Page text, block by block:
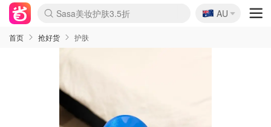
lululemon折扣上新
Sasa美妆护肤3.5折
SSENSE年中3折
FreshBeauty好价汇总
Cettire降价+叠9折
Farfetch折上8折
WWS Coles超市实拍
viagogo二手票捡漏
Myer清仓1折起
The Outnet奢牌1折起
David Jones 3折起
Flannels大牌1折
Perfumes Club护肤1折
AMIRO返校季6.2折
Oweek抽奖送Airpods
Amazon折扣汇总
eToro入金$200送$50
Amazon数码好物
ICONIC本周7.5折
ThedoubleF高奢地板价
Moose Knuckles 6折
丝芙兰5折起
EUFY官网3.7折起
Selenichast首饰2折
Trip机票酒店促销
YSL送5件彩妆礼
Amazon家居好物
BIGBANG巡演开票
David Jones时尚3折
Amazon美妆护肤
雅漾大喷$8
过敏原检测盒$33
伊索独家赠50ml沐浴露
科颜氏清仓3折
SEALIFE海洋馆门票6折
丝塔芙大白罐$16
订阅Newsletter送香薰
Cult Beauty 6.8折
Harrods圣诞日历2.3折
LN-CC奢牌私促3折
d'Alba空姐喷雾$16
EVE LOM套装逆天2折
Bernardelli独家4折
Adore Beauty 6折起
CT圣诞日历
Mytheresa奢品2.7折
Luxury Escapes 9折
Currentbody美容仪9折
MOON Garden Live
ALLSAINTS美衣3折
Roborock扫地机3.7折
Tingo Life水杯$24
Valentino官网5折
CR洗发护发6.3折
🇦🇺
AU
首页 抢好货 护肤